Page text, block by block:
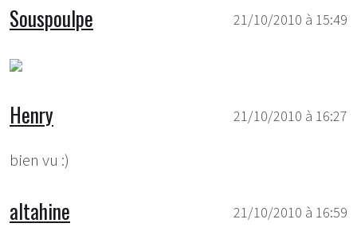
21/10/2010 à 15:49
Souspoulpe
21/10/2010 à 16:27
Henry
bien vu :)
21/10/2010 à 16:59
altahine